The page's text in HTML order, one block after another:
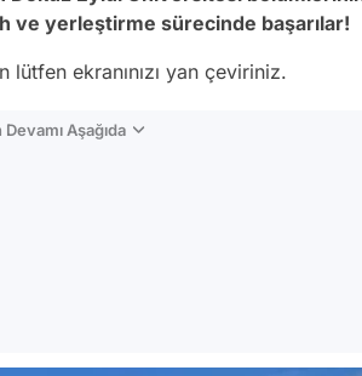
ve yerleştirme sürecinde başarılar!
ekranınızı yan çeviriniz.
Aşağıda